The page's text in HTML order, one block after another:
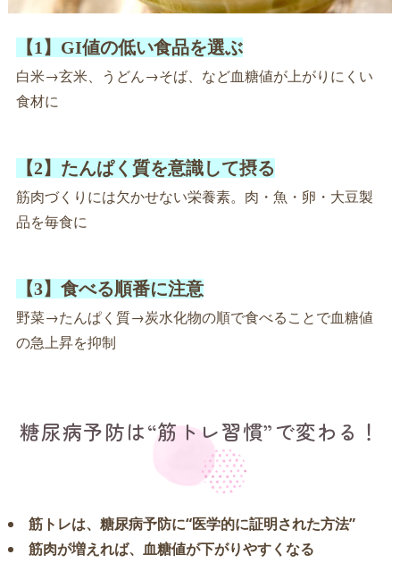
【1】GI値の低い食品を選ぶ
白米→玄米、うどん→そば、など血糖値が上がりにくい
食材に
【2】たんぱく質を意識して摂る
筋肉づくりには欠かせない栄養素。肉・魚・卵・大豆製
品を毎食に
【3】食べる順番に注意
野菜→たんぱく質→炭水化物の順で食べることで血糖値
の急上昇を抑制
糖尿病予防は“筋トレ習慣”で変わる！
筋トレは、糖尿病予防に“医学的に証明された方法”
筋肉が増えれば、血糖値が下がりやすくなる